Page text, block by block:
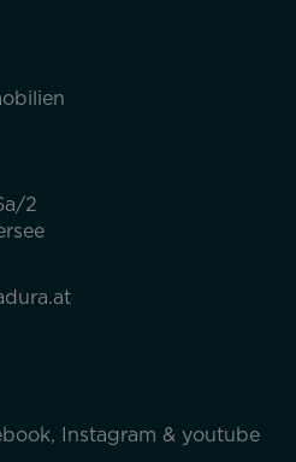
2
Instagram & youtube